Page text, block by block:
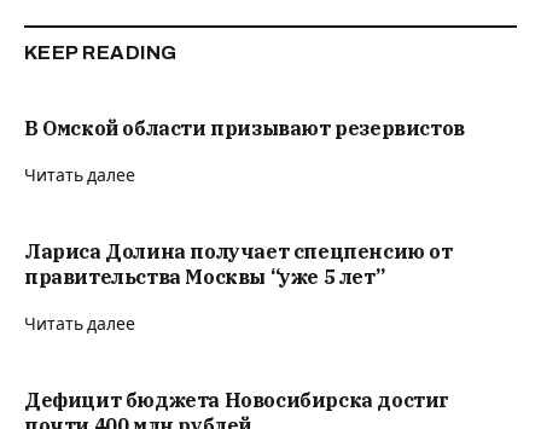
KEEP READING
В Омской области призывают резервистов
Читать далее
Лариса Долина получает спецпенсию от
правительства Москвы “уже 5 лет”
Читать далее
Дефицит бюджета Новосибирска достиг